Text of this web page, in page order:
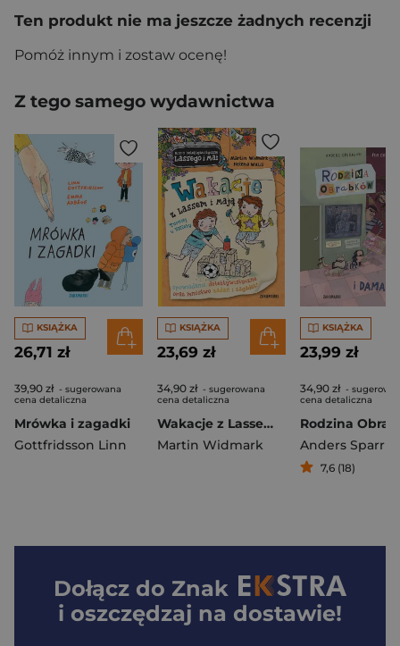
Ten produkt nie ma jeszcze żadnych recenzji
Pomóż innym i zostaw ocenę!
Z tego samego wydawnictwa
KSIĄŻKA
26,71 zł
39,90 zł - sugerowana
cena detaliczna
Mrówka i zagadki
Gottfridsson Linn
KSIĄŻKA
23,69 zł
34,90 zł - sugerowana
cena detaliczna
Wakacje z Lassem i Mają. Turniej w Valleby
Martin Widmark
KSIĄŻKA
23,99 zł
34,90 zł -
cena detaliczna
Anders
7,6 (18)
Dołącz do Znak
i oszczędzaj na dostawie!